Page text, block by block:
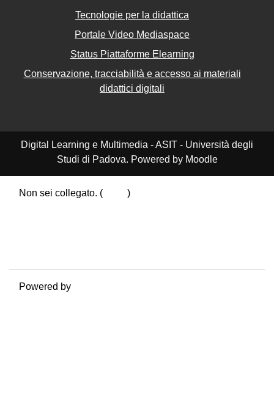
Tecnologie per la didattica
Portale Video Mediaspace
Status Piattaforme Elearning
Conservazione, tracciabilità e accesso ai materiali
didattici digitali
Digital Learning e Multimedia - ASIT - Università degli
Studi di Padova. Powered by Moodle
Non sei collegato. (
)
Powered by